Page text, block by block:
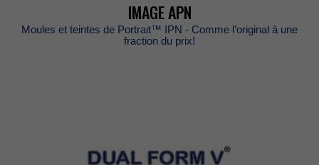
IMAGEAPN
MoulesetteintesdePortrait™IPN-Commel’originalàune
fractionduprix!